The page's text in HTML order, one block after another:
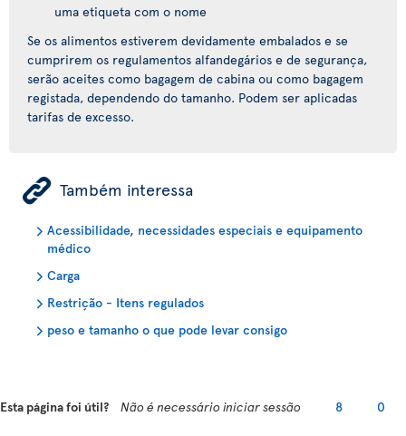
uma etiqueta com o nome
Se os alimentos estiverem devidamente embalados e se
cumprirem os regulamentos alfandegários e de segurança,
serão aceites como bagagem de cabina ou como bagagem
registada, dependendo do tamanho. Podem ser aplicadas
tarifas de excesso.
ÿ Também interessa
Acessibilidade, necessidades especiais e equipamento
médico
Carga
Restrição - Itens regulados
peso e tamanho o que pode levar consigo
Esta página foi útil? Não é necessário iniciar sessão 8 0